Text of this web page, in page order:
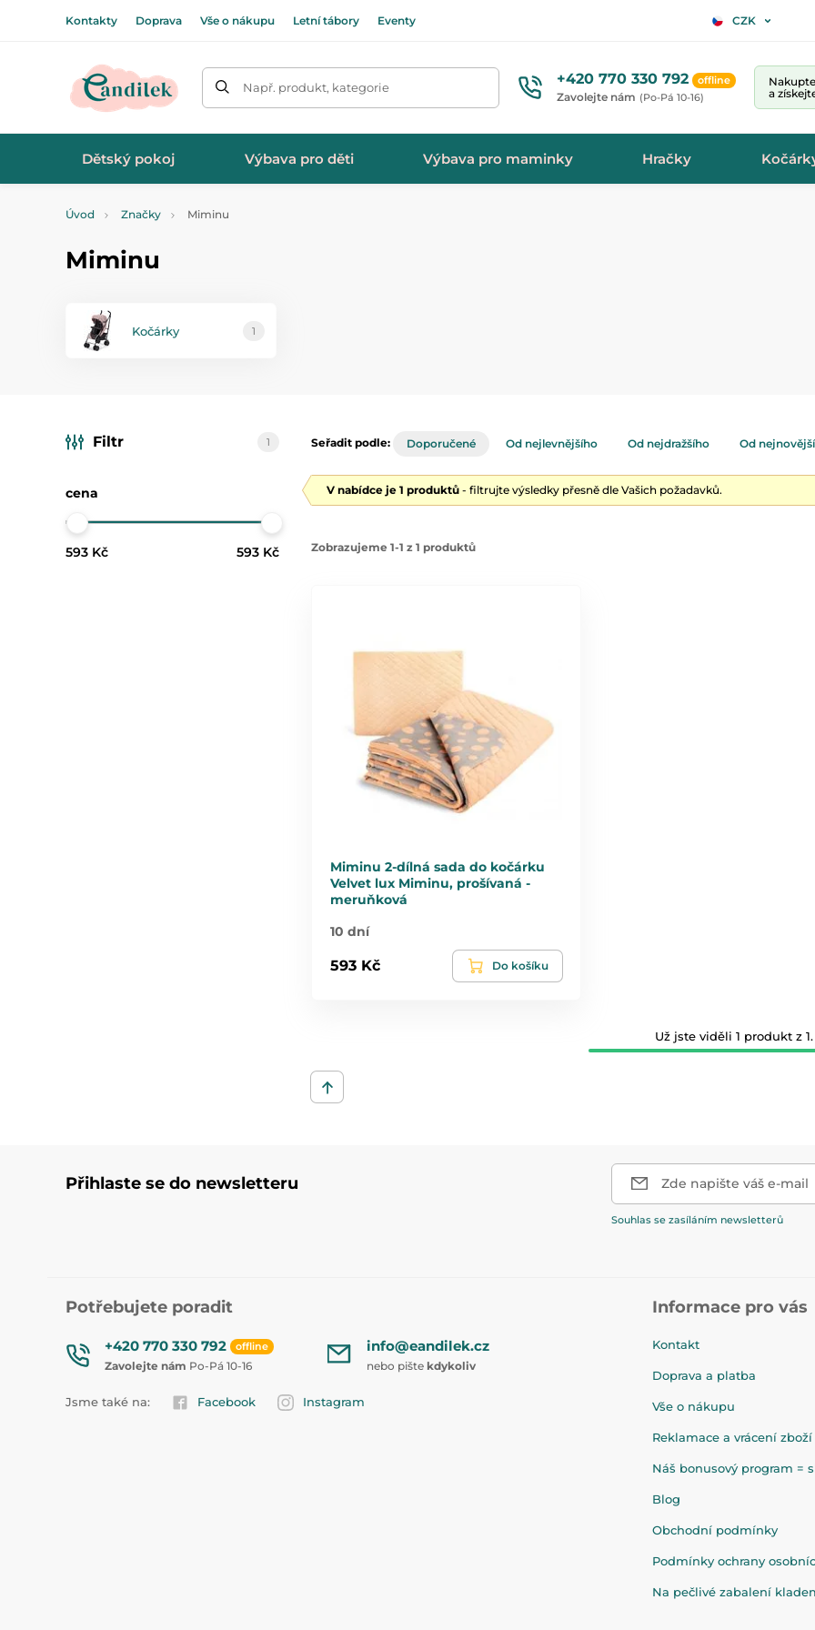
Kontakty Doprava Vše o nákupu Letní tábory Eventy CZK
Např. produkt, kategorie +420 770 330 792 offline
Zavolejte nám (Po-Pá 10-16)
a
Dětský pokoj Výbava pro děti Výbava pro maminky Hračky
Úvod Značky Miminu
Miminu
Kočárky 1
Filtr 1
cena
593 Kč 593 Kč
Seřadit podle: Doporučené Od nejlevnějšího Od nejdražšího Od
V nabídce je 1 produktů - filtrujte výsledky přesně dle Vašich požadavků.
Zobrazujeme 1-1 z 1 produktů
Miminu 2-dílná sada do kočárku
Velvet lux Miminu, prošívaná -
meruňková
10 dní
593 Kč Do košíku
Už jste viděli 1 produkt z 1.
Přihlaste se do newsletteru Zde napište váš e-mail
Souhlas se zasíláním newsletterů
Potřebujete poradit
+420 770 330 792 offline
Zavolejte nám Po-Pá 10-16
info@eandilek.cz
nebo pište kdykoliv
Jsme také na: Facebook Instagram
Informace pro vás
Kontakt
Doprava a platba
Vše o nákupu
Reklamace a vrácení zboží
Náš bonusový program =
Blog
Obchodní podmínky
Podmínky ochrany
Na pečlivé zabalení